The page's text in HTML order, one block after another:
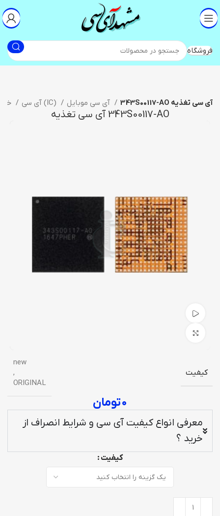
فروشگاه
آی سی (IC) 343S00117-AO آی سی تغذیه
343S00117-AO آی سی تغذیه
کیفیت
new
,
ORIGINAL
۰تومان
معرفی انواع کیفیت آی سی و شرایط انصراف از
خرید ؟
کیفیت